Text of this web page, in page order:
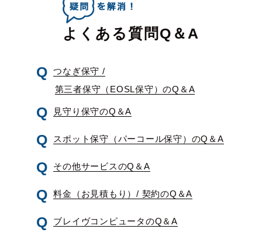
よくある質問Q＆A
つなぎ保守 /
第三者保守（EOSL保守）のQ＆A
見守り保守のQ＆A
スポット保守（パーコール保守）のQ＆A
その他サービスのQ＆A
料金（お見積もり）/ 契約のQ＆A
ブレイヴコンピュータのQ＆A